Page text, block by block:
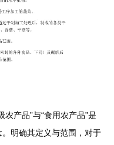
产品”与“食用农产品”是
明确其定义与范围，对于